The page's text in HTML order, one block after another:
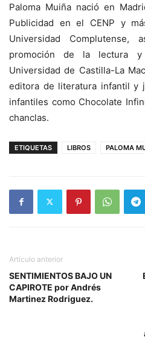
Paloma Muiña nació en
Publicidad en el CENP y
Universidad
promoción de la lectura
Universidad de Castilla-La
editora de literatura infantil y
infantiles como Chocolate
chanclas.
ETIQUETAS LIBROS PALOMA
Artículo anterior
SENTIMIENTOS BAJO UN
CAPIROTE por Andrés
Martinez Rodriguez.